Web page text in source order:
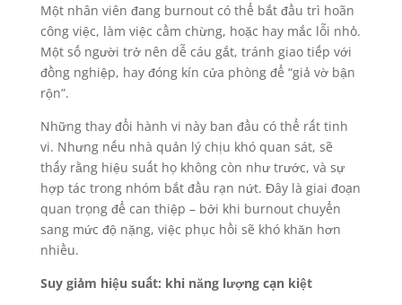
Một nhân viên đang burnout có thể bắt đầu trì hoãn
công việc, làm việc cầm chừng, hoặc hay mắc lỗi nhỏ.
Một số người trở nên dễ cáu gắt, tránh giao tiếp với
đồng nghiệp, hay đóng kín cửa phòng để “giả vờ bận
rộn”.
Những thay đổi hành vi này ban đầu có thể rất tinh
vi. Nhưng nếu nhà quản lý chịu khó quan sát, sẽ
thấy rằng hiệu suất họ không còn như trước, và sự
hợp tác trong nhóm bắt đầu rạn nứt. Đây là giai đoạn
quan trọng để can thiệp – bởi khi burnout chuyển
sang mức độ nặng, việc phục hồi sẽ khó khăn hơn
nhiều.
Suy giảm hiệu suất: khi năng lượng cạn kiệt